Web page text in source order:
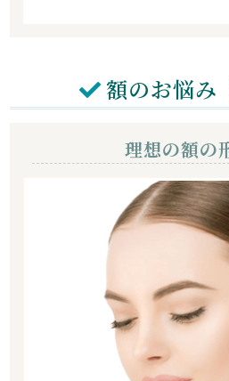
額のお悩み
理想の額の